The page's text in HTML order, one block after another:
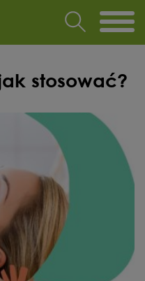
stosować?